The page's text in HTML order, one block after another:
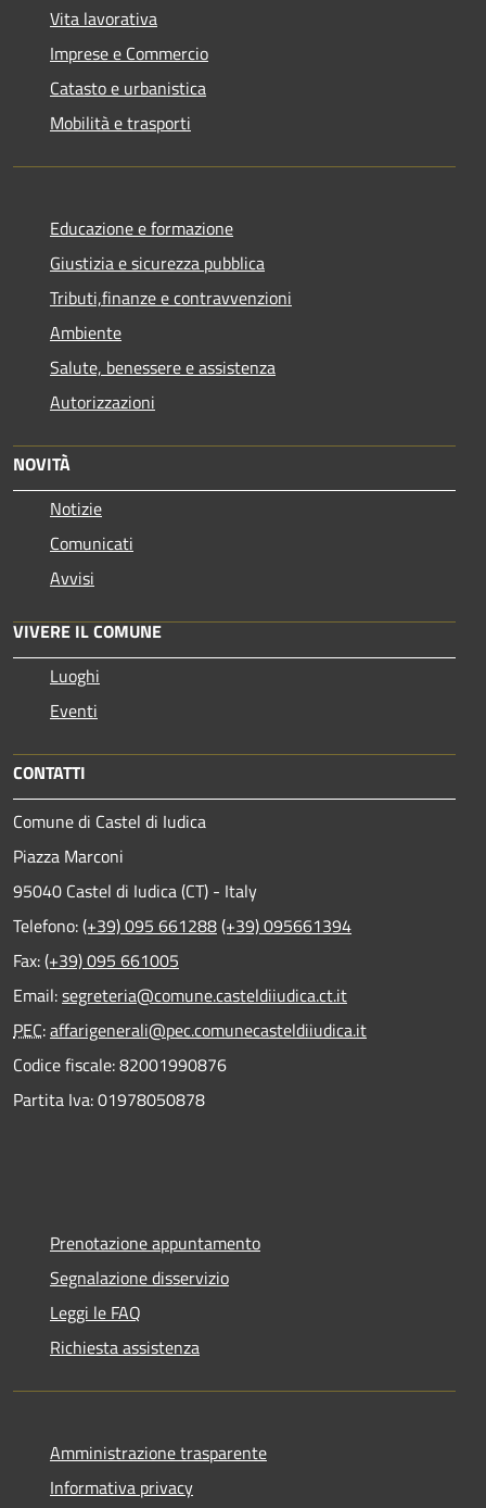
Vita lavorativa
Imprese e Commercio
Catasto e urbanistica
Mobilità e trasporti
Educazione e formazione
Giustizia e sicurezza pubblica
Tributi,finanze e contravvenzioni
Ambiente
Salute, benessere e assistenza
Autorizzazioni
NOVITÀ
Notizie
Comunicati
Avvisi
VIVERE IL COMUNE
Luoghi
Eventi
CONTATTI
Comune di Castel di Iudica
Piazza Marconi
95040 Castel di Iudica (CT) - Italy
Telefono:(+39) 095 661288(+39) 095661394
Fax:(+39) 095 661005
Email:segreteria@comune.casteldiiudica.ct.it
PEC:affarigenerali@pec.comunecasteldiiudica.it
Codice fiscale: 82001990876
Partita Iva: 01978050878
Prenotazione appuntamento
Segnalazione disservizio
Leggi le FAQ
Richiesta assistenza
Amministrazione trasparente
Informativa privacy